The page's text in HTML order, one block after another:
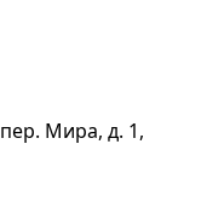
пер. Мира, д. 1,